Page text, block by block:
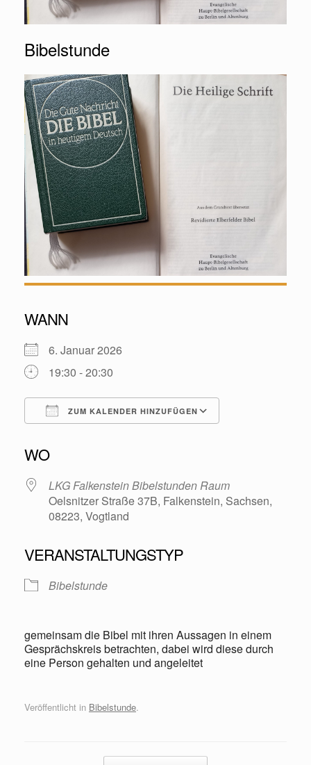
Bibelstunde
WANN
6. Januar 2026
19:30 - 20:30
ZUM KALENDER HINZUFÜGEN
WO
LKG Falkenstein Bibelstunden Raum
Oelsnitzer Straße 37B, Falkenstein, Sachsen,
08223, Vogtland
VERANSTALTUNGSTYP
Bibelstunde
gemeinsam die Bibel mit ihren Aussagen in einem
Gesprächskreis betrachten, dabei wird diese durch
eine Person gehalten und angeleitet
Veröffentlicht in Bibelstunde.